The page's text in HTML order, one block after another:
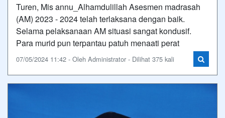
Turen, Mis annu_Alhamdulillah Asesmen madrasah
(AM) 2023 - 2024 telah terlaksana dengan baik.
Selama pelaksanaan AM situasi sangat kondusif.
Para murid pun terpantau patuh menaati perat
07/05/2024 11:42 - Oleh Administrator - Dilihat 375 kali